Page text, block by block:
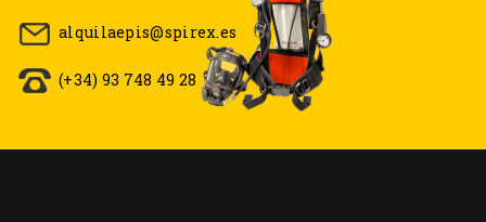
alquilaepis@spirex.es
(+34) 93 748 49 28